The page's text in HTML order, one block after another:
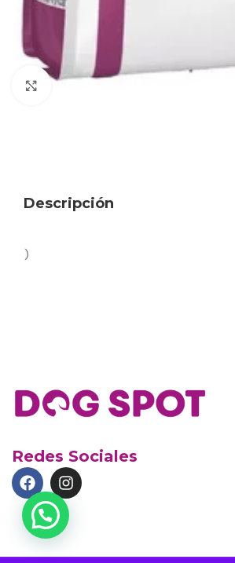
Haga clic para ampliar
Descripción
)
Redes Sociales